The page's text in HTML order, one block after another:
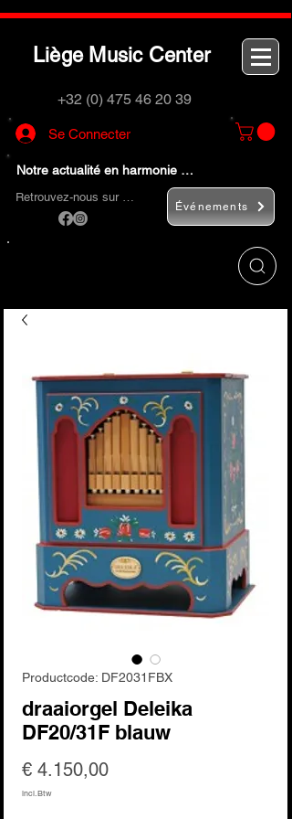
Liège M usic Center
+32 (0) 475 46 20 39
Se Connecter
Notre actualité en harmonie …
Retrouvez-nous sur …
Événements
Productcode: DF2031FBX
draaiorgel Deleika
DF20/31F blauw
€ 4.150,00Prijs
incl.Btw